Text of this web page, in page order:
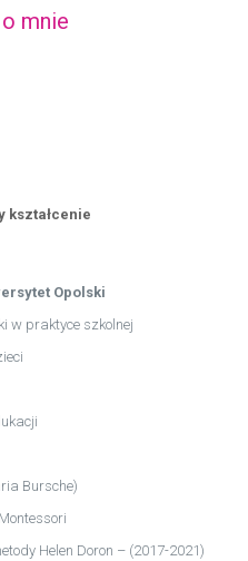
mnie
kształcenie
Opolski
w praktyce szkolnej
Bursche)
Helen Doron – (2017-2021)